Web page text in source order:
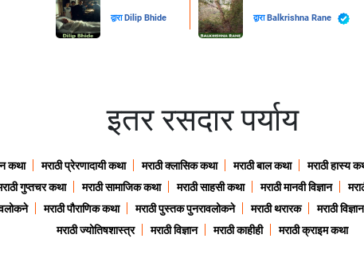
द्वारा Dilip Bhide द्वारा Balkrishna Rane
इतर रसदार पर्याय
कथा मराठी प्रेरणादायी कथा मराठी क्लासिक कथा मराठी बाल कथा मराठी हास्य
गुप्तचर कथा मराठी सामाजिक कथा मराठी साहसी कथा मराठी मानवी विज्ञान
मराठी पौराणिक कथा मराठी पुस्तक पुनरावलोकने मराठी थरारक मराठी
मराठी ज्योतिषशास्त्र
मराठी विज्ञान मराठी काहीही मराठी क्राइम कथा